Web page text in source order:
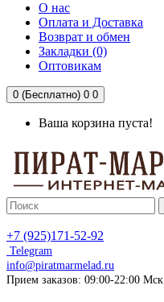
О нас
Оплата и Доставка
Возврат и обмен
Закладки (0)
Оптовикам
0 (Бесплатно) 0 0
Ваша корзина пуста!
+7 (925)171-52-92
Telegram
info@piratmarmelad.ru
Прием заказов: 09:00-22:00 Мск